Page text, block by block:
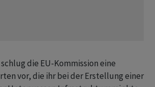
die EU-Kommission eine
vor, die ihr bei der Erstellung einer